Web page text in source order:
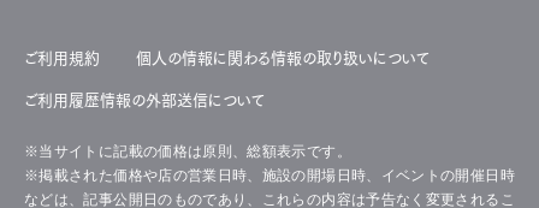
ご利用規約 個人の情報に関わる情報の取り扱いについて
ご利用履歴情報の外部送信について
※当サイトに記載の価格は原則、総額表示です。
※掲載された価格や店の営業日時、施設の開場日時、イベントの開催日時
などは、記事公開日のものであり、これらの内容は予告なく変更されるこ